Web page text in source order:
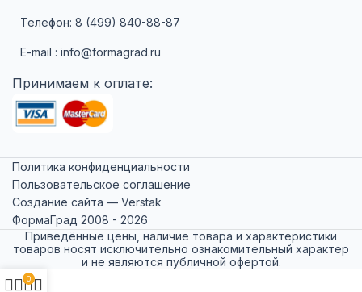
Телефон: 8 (499) 840-88-87
E-mail : info@formagrad.ru
Принимаем к оплате:
Политика конфиденциальности
Пользовательское соглашение
Создание сайта — Verstak
ФормаГрад 2008 - 2026
Приведённые цены, наличие товара и характеристики
товаров носят исключительно ознакомительный характер
и не являются публичной офертой.
0